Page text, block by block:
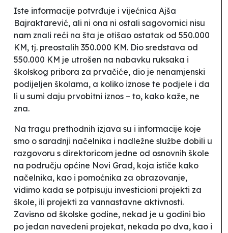
Iste informacije potvrđuje i vijećnica Ajša
Bajraktarević, ali ni ona ni ostali sagovornici nisu
nam znali reći na šta je otišao ostatak od 550.000
KM, tj. preostalih 350.000 KM. Dio sredstava od
550.000 KM je utrošen na nabavku ruksaka i
školskog pribora za prvačiće, dio je nenamjenski
podijeljen školama, a koliko iznose te podjele i da
li u sumi daju prvobitni iznos – to, kako kaže, ne
zna.
Na tragu prethodnih izjava su i informacije koje
smo o saradnji načelnika i nadležne službe dobili u
razgovoru s direktoricom jedne od osnovnih škole
na području općine Novi Grad, koja ističe kako
načelnika, kao i pomoćnika za obrazovanje,
vidimo kada se potpisuju investicioni projekti za
škole, ili projekti za vannastavne aktivnosti.
Zavisno od školske godine, nekad je u godini bio
po jedan navedeni projekat, nekada po dva, kao i